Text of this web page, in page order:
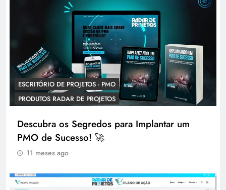
ESCRITÓRIO DE PROJETOS - PMO
PRODUTOS RADAR DE PROJETOS
Descubra os Segredos para Implantar um
PMO de Sucesso! 🚀
11 meses ago